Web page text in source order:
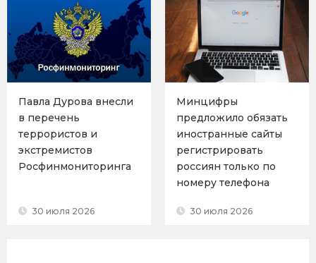
Павла Дурова внесли
в перечень
террористов и
экстремистов
Росфинмониторинга
30 июля 2026
Минцифры
предложило обязать
иностранные сайты
регистрировать
россиян только по
номеру телефона
30 июля 2026